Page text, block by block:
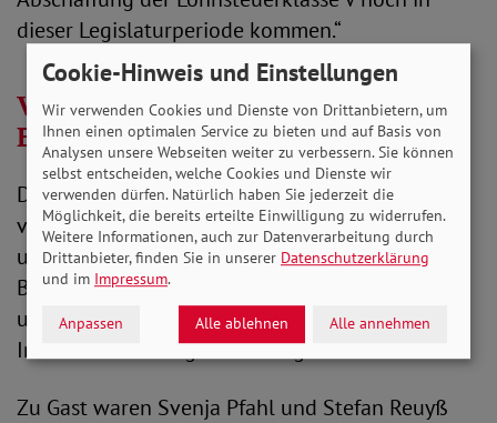
dieser Legislaturperiode kommen.“
Vorschläge für ein wirksameres
Elterngeld
Die Forderungen zeigen, dass viel mit Kindern
verknüpft ist. Hier bleiben die Aufgaben sehr
ungleich verteilt. Moderiert von
Bündniskoordinatorin Dr. Bettina Rainer ging es
um Zahlen, Zusammenhänge und darum, ob das
Instrument Elterngeld etwas geändert hat.
Zu Gast waren Svenja Pfahl und Stefan Reuyß
Cookie-Hinweis und Einstellungen
Wir verwenden Cookies und Dienste von Drittanbietern, um
Ihnen einen optimalen Service zu bieten und auf Basis von
Analysen unsere Webseiten weiter zu verbessern. Sie können
selbst entscheiden, welche Cookies und Dienste wir
verwenden dürfen. Natürlich haben Sie jederzeit die
Möglichkeit, die bereits erteilte Einwilligung zu widerrufen.
Weitere Informationen, auch zur Datenverarbeitung durch
Drittanbieter, finden Sie in unserer Datenschutzerklärung
und im Impressum.
Anpassen Alle ablehnen Alle annehmen